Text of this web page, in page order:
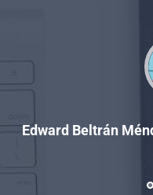
Edward Beltrán